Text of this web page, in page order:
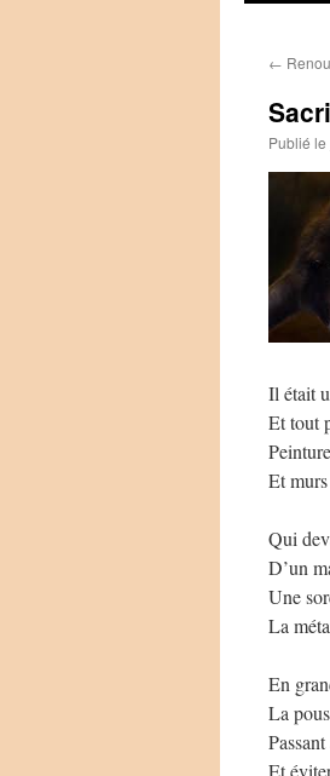
←
Publié le
Il était
Et tout
Et
Qui
D’un
Une
La
En
La
Et